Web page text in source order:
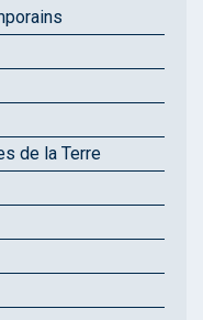
de la Terre